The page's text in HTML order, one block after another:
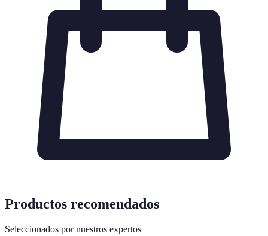
Productos recomendados
Seleccionados por nuestros expertos